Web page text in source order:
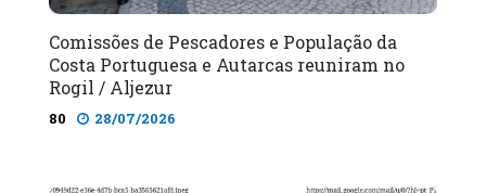
Comissões de Pescadores e População da
Costa Portuguesa e Autarcas reuniram no
Rogil / Aljezur
80 28/07/2026